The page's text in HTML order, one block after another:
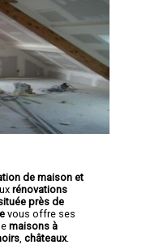
de maison et
rénovations
près de
vous offre ses
maisons à
châteaux.